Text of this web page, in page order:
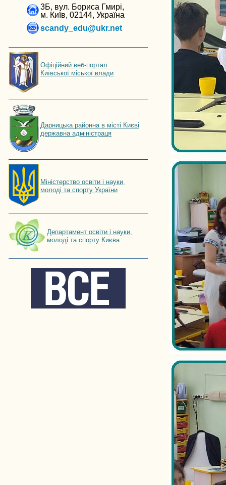
3Б, вул. Бориса Гмирі,
м. Київ, 02144, Україна
scandy_edu@ukr.net
Офіційний веб-портал
Київської міської влади
Дарницька районна в місті Києві
державна адміністраця
Мiнiстерство освiти і науки,
молоді та спорту України
Департамент освіти і науки,
молоді та спорту Києва